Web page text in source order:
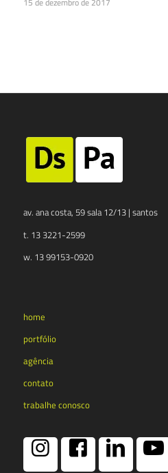
15 de dezembro de 2017
av. ana costa, 59 sala 12/13 | santos
t. 13 3221-2599
w. 13 99153-0920
home
portfólio
agência
contato
trabalhe conosco